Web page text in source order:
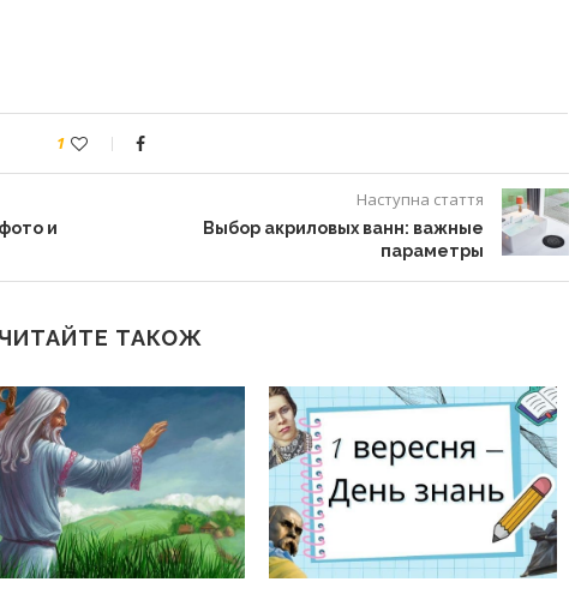
1
и
Наступна стаття
Выбор акриловых ванн: важные
параметры
ЧИТАЙТЕ ТАКОЖ